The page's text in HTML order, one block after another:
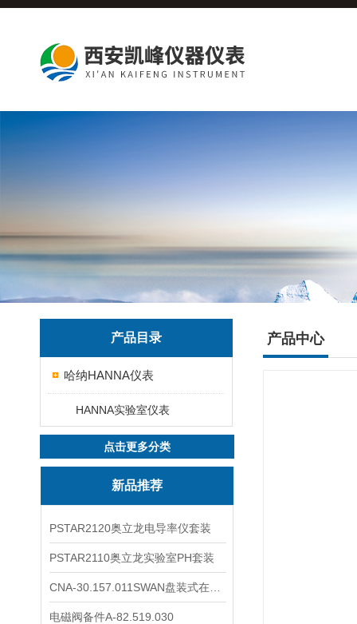
产品目录
哈纳HANNA仪表
HANNA实验室仪表
点击更多分类
新品推荐
PSTAR2120奥立龙电导率仪套装
PSTAR2110奥立龙实验室PH套装
电磁阀备件A-82.519.030
产品中心